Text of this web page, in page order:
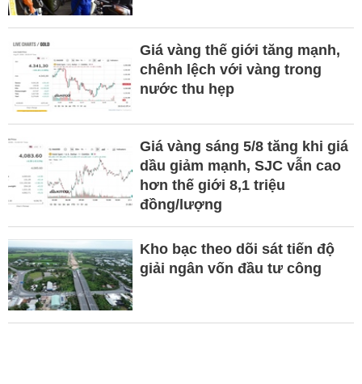
Giá vàng thế giới tăng mạnh,
chênh lệch với vàng trong
nước thu hẹp
Giá vàng sáng 5/8 tăng khi giá
dầu giảm mạnh, SJC vẫn cao
hơn thế giới 8,1 triệu
đồng/lượng
Kho bạc theo dõi sát tiến độ
giải ngân vốn đầu tư công